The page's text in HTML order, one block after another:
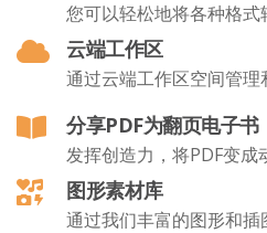
您可以轻松地将各种格式
云端工作区
通过云端工作区空间管理
分享PDF为翻页电子书
发挥创造力，将PDF变成
图形素材库
通过我们丰富的图形和